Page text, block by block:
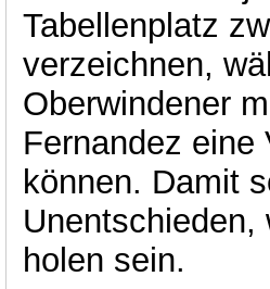
Tabellenplatz
verzeichnen,
Oberwindener
Fernandez eine
können. Damit
holen sein.